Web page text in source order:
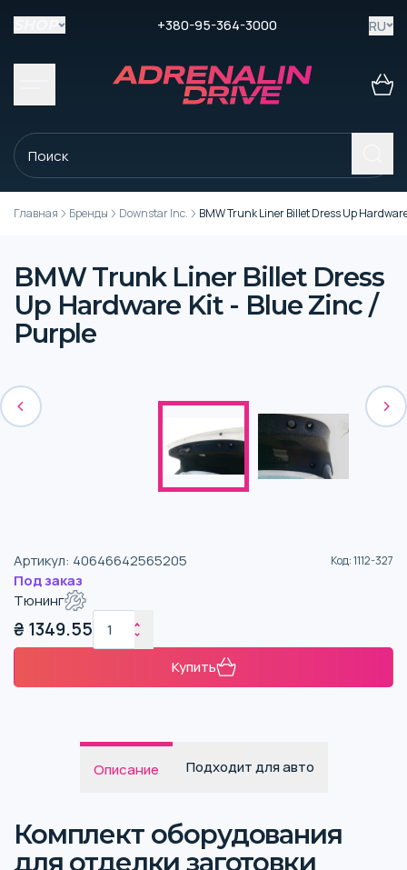
+380-95-364-3000 RU
Главная Бренды Downstar Inc. BMW Trunk Liner Billet Dress Up
BMW Trunk Liner Billet Dress
Up Hardware Kit - Blue Zinc /
Purple
Артикул: 40646642565205 Код:1112-327
Под заказ
Тюнинг
₴ 1349.55
Купить
Описание Подходит для авто
Комплект оборудования
для отделки заготовки